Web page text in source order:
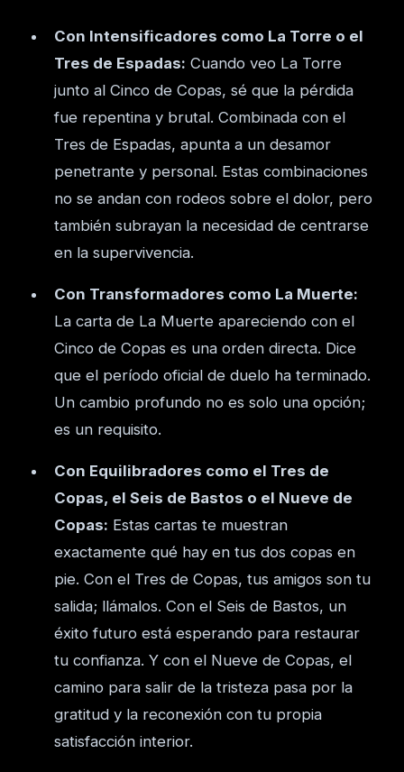
Con Intensificadores como La Torre o el
Tres de Espadas: Cuando veo La Torre
junto al Cinco de Copas, sé que la pérdida
fue repentina y brutal. Combinada con el
Tres de Espadas, apunta a un desamor
penetrante y personal. Estas combinaciones
no se andan con rodeos sobre el dolor, pero
también subrayan la necesidad de centrarse
en la supervivencia.
Con Transformadores como La Muerte:
La carta de La Muerte apareciendo con el
Cinco de Copas es una orden directa. Dice
que el período oficial de duelo ha terminado.
Un cambio profundo no es solo una opción;
es un requisito.
Con Equilibradores como el Tres de
Copas, el Seis de Bastos o el Nueve de
Copas: Estas cartas te muestran
exactamente qué hay en tus dos copas en
pie. Con el Tres de Copas, tus amigos son tu
salida; llámalos. Con el Seis de Bastos, un
éxito futuro está esperando para restaurar
tu confianza. Y con el Nueve de Copas, el
camino para salir de la tristeza pasa por la
gratitud y la reconexión con tu propia
satisfacción interior.